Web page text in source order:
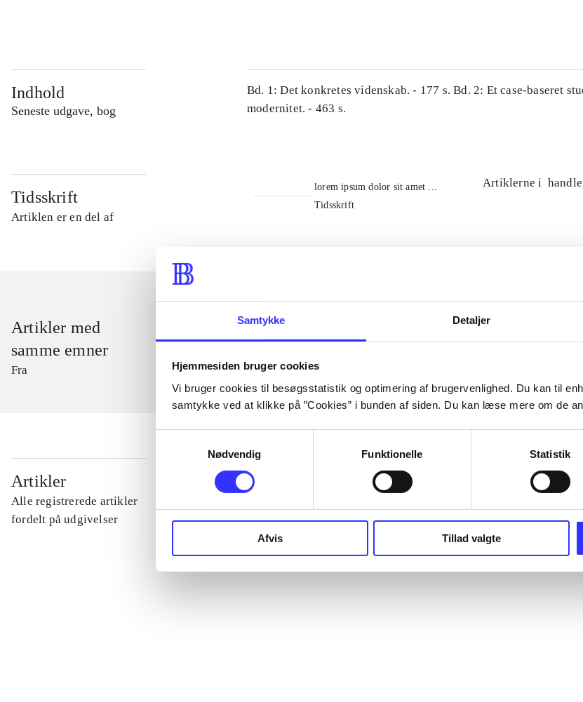
Samtykke Detaljer
Hjemmesiden bruger cookies
Vi bruger cookies til besøgsstatistik og optimering af brugervenlighed. Du kan til
samtykke ved at klikke på ”Cookies” i bunden af siden. Du kan læse mere om de
Nødvendig
Funktionelle Statistik
Afvis Tillad valgte
Indhold
Seneste udgave, bog
Bd. 1: Det konkretes videnskab. - 177 s. Bd. 2: Et case-baseret
modernitet. - 463 s.
Tidsskrift
Artiklen er en del af
lorem ipsum dolor sit amet ...
Tidsskrift
Artiklerne i
Artikler med
samme emner
Fra
Artikler
Alle registrerede artikler
fordelt på udgivelser
...